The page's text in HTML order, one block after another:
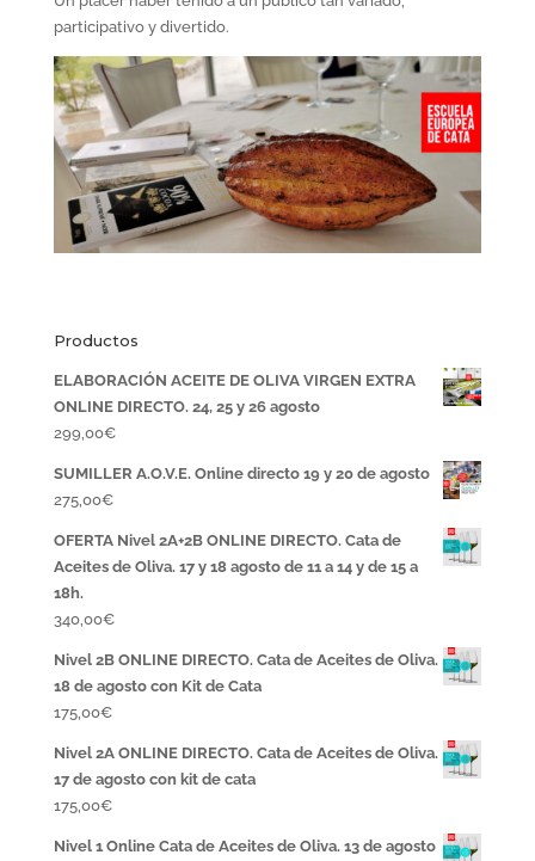
participativo y divertido.
Productos
ELABORACIÓN ACEITE DE OLIVA VIRGEN EXTRA
ONLINE DIRECTO. 24, 25 y 26 agosto
299,00€
SUMILLER A.O.V.E. Online directo 19 y 20 de agosto
275,00€
OFERTA Nivel 2A+2B ONLINE DIRECTO. Cata de
Aceites de Oliva. 17 y 18 agosto de 11 a 14 y de 15 a
18h.
340,00€
Nivel 2B ONLINE DIRECTO. Cata de Aceites de Oliva.
18 de agosto con Kit de Cata
175,00€
Nivel 2A ONLINE DIRECTO. Cata de Aceites de Oliva.
17 de agosto con kit de cata
175,00€
Nivel 1 Online Cata de Aceites de Oliva. 13 de agosto